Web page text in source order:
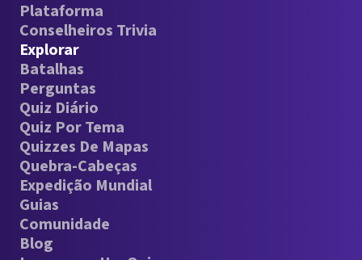
Plataforma
Conselheiros Trivia
Explorar
Batalhas
Perguntas
Quiz Diário
Quiz Por Tema
Quizzes De Mapas
Quebra-Cabeças
Expedição Mundial
Guias
Comunidade
Blog